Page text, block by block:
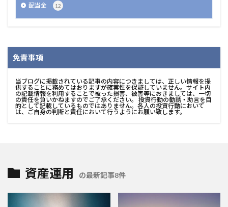
配当金 12
免責事項
当ブログに掲載されている記事の内容につきましては、正しい情報を提
供することに務めてはおりますが確実性を保証していません。サイト内
の記載情報を利用することで被った損害、被害等におきましては、一切
の責任を負いかねますのでご了承ください。 投資行動の勧誘・助言を目
的として記載しているものではありません。各人の投資行動において
は、ご自身の判断と責任において行うようにお願い致します。
資産運用 の最新記事8件